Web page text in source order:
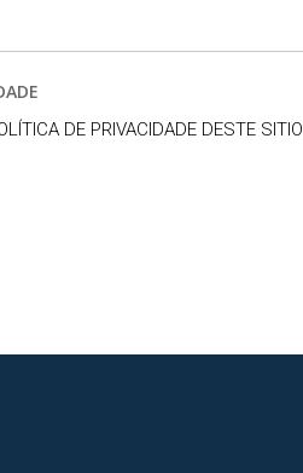
DE PRIVACIDADE DESTE SITIO